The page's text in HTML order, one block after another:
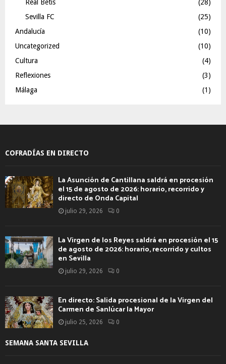
Real Betis
(28)
Sevilla FC
(25)
Andalucía
(10)
Uncategorized
(10)
Cultura
(4)
Reflexiones
(3)
Málaga
(1)
COFRADÍAS EN DIRECTO
La Asunción de Cantillana saldrá en procesión
el 15 de agosto de 2026: horario, recorrido y
directo de Onda Capital
julio 29, 2026 0
La Virgen de los Reyes saldrá en procesión el 15
de agosto de 2026: horario, recorrido y cultos
en Sevilla
julio 29, 2026 0
En directo: Salida procesional de la Virgen del
Carmen de Sanlúcar la Mayor
julio 25, 2026 0
SEMANA SANTA SEVILLA